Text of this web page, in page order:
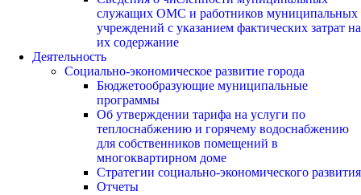
служащих ОМС и работников муниципальных
учреждений с указанием фактических затрат на
их содержание
Деятельность
Социально-экономическое развитие города
Бюджетообразующие муниципальные
программы
Об утверждении тарифа на услуги по
теплоснабжению и горячему водоснабжению
для собственников помещений в
многоквартирном доме
Стратегии социально-экономического развития
Отчеты